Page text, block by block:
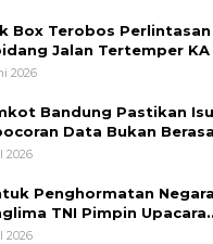
Box Terobos Perlintasan
Jalan Tertemper KA
Stasiun Poncol-Jrakah
2026
Bandung Pastikan
Data Bukan
Disdukcapil
2026
Penghormatan
TNI Pimpin Upacara
Militer
2026